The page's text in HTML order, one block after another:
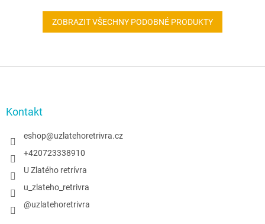
ZOBRAZIT VŠECHNY PODOBNÉ PRODUKTY
Kontakt
eshop@uzlatehoretrivra.cz
+420723338910
U Zlatého retrívra
u_zlateho_retrivra
@uzlatehoretrivra